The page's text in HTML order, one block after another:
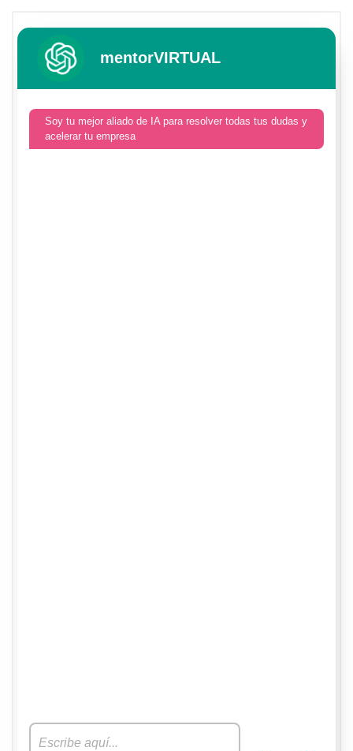
mentorVIRTUAL
Soy tu mejor aliado de IA para resolver todas tus dudas y
acelerar tu empresa